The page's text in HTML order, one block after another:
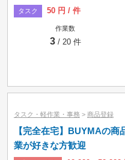
タスク 50 円 / 件
作業数
3/ 20 件
タスク・軽作業・事務 > 商品登録
【完全在宅】BUYMAの
業が好きな方歓迎